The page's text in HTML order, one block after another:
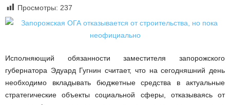
Просмотры: 237
Исполняющий обязанности заместителя запорожского
губернатора Эдуард Гугнин считает, что на сегодняшний день
необходимо вкладывать бюджетные средства в актуальные
стратегические объекты социальной сферы, отказываясь от